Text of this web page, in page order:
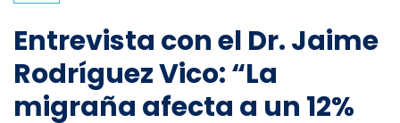
Entrevista con el Dr. Jaime
Rodríguez Vico: “La
migraña afecta a un 12%